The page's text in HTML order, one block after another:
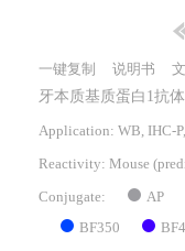
一键复制 说明书
牙本质基质蛋白1抗体
Application: WB, IHC-
Reactivity: Mouse
Conjugate: AP
BF350